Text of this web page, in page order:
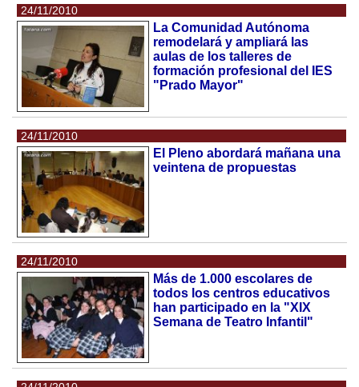
24/11/2010
La Comunidad Autónoma
remodelará y ampliará las
aulas de los talleres de
formación profesional del IES
"Prado Mayor"
24/11/2010
El Pleno abordará mañana una
veintena de propuestas
24/11/2010
Más de 1.000 escolares de
todos los centros educativos
han participado en la "XIX
Semana de Teatro Infantil"